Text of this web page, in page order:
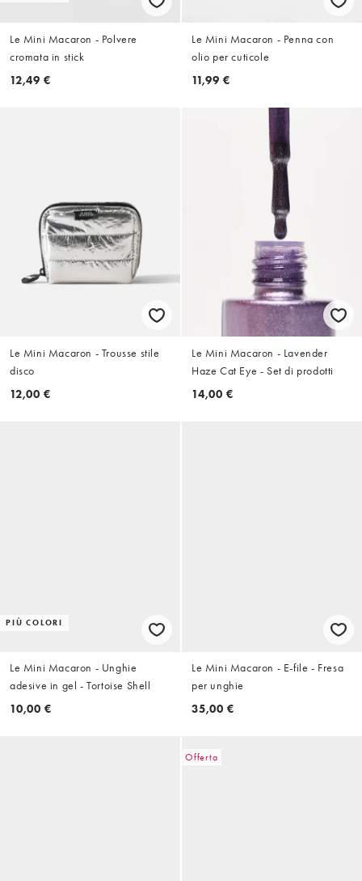
Le Mini Macaron - Polvere
cromata in stick
12,49 €
Le Mini Macaron - Penna con
olio per cuticole
11,99 €
Le Mini Macaron - Trousse stile
disco
12,00 €
Le Mini Macaron - Lavender
Haze Cat Eye - Set di prodotti
14,00 €
PIÙ COLORI
Le Mini Macaron - Unghie
adesive in gel - Tortoise Shell
10,00 €
Le Mini Macaron - E-file - Fresa
per unghie
35,00 €
Offerta